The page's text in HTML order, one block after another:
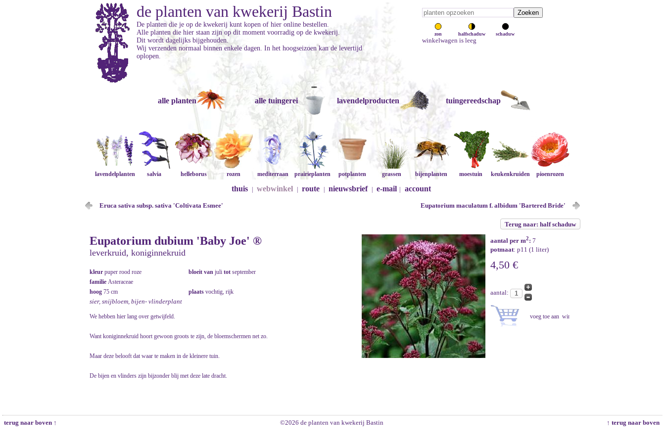
zon halfschaduw schaduw
winkelwagen is leeg
de planten van kwekerij Bastin
De planten die je op de kwekerij kunt kopen of hier online bestellen.
Alle planten die hier staan zijn op dit moment voorradig op de kwekerij.
Dit wordt dagelijks bijgehouden.
Wij verzenden normaal binnen enkele dagen. In het hoogseizoen kan de levertijd
oplopen.
alle planten alle tuingerei lavendelproducten tuingereedschap
lavendelplanten salvia helleborus rozen mediterraan prairieplanten potplanten grassen bijenplanten moestuin keukenkruiden pioenrozen
thuis webwinkel route nieuwsbrief e-mail account
Eruca sativa subsp. sativa 'Coltivata Esmee' Eupatorium maculatum f. albidum 'Bartered Bride'
Terug naar: half schaduw
Eupatorium dubium 'Baby Joe' ®
leverkruid, koniginnekruid
kleur puper rood roze bloeit van juli tot september
familie Asteraceae
hoog 75 cm plaats vochtig, rijk
sier, snijbloem, bijen- vlinderplant
We hebben hier lang over getwijfeld.
Want koniginnekruid hoort gewoon groots te zijn, de bloemschermen net zo.
Maar deze belooft dat waar te maken in de kleinere tuin.
De bijen en vlinders zijn bijzonder blij met deze late dracht.
aantal per m2: 7
potmaat: p11 (1 liter)
4,50 €
aantal:
terug naar boven ↑ ©2026 de planten van kwekerij Bastin ↑ terug naar boven